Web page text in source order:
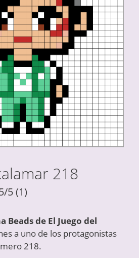
218
5(1)
Beads de El Juego del
a uno de los protagonistas
218.